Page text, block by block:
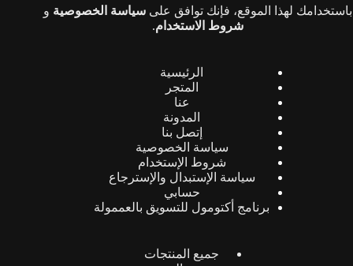
باستخدامك لهذا الموقع، فإنك توافق علىسياسة الخصوصية و
شروط الاستخدام.
الرئيسية
المتجر
عنا
المدونة
إتصل بنا
سياسة الخصوصية
شروط الإستخدام
سياسة الإستبدال والإسترجاع
حسابي
برنامج أكتومول للتسويق بالعممولة
جميع المنتجات